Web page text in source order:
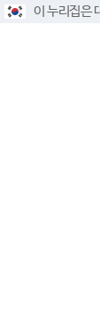
이 누리집은